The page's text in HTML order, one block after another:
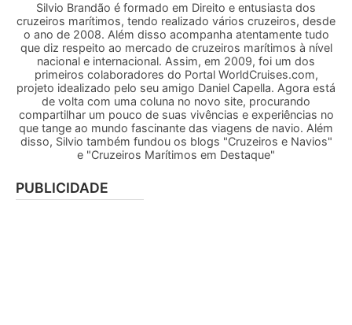
Silvio Brandão é formado em Direito e entusiasta dos
cruzeiros marítimos, tendo realizado vários cruzeiros, desde
o ano de 2008. Além disso acompanha atentamente tudo
que diz respeito ao mercado de cruzeiros marítimos à nível
nacional e internacional. Assim, em 2009, foi um dos
primeiros colaboradores do Portal WorldCruises.com,
projeto idealizado pelo seu amigo Daniel Capella. Agora está
de volta com uma coluna no novo site, procurando
compartilhar um pouco de suas vivências e experiências no
que tange ao mundo fascinante das viagens de navio. Além
disso, Silvio também fundou os blogs "Cruzeiros e Navios"
e "Cruzeiros Marítimos em Destaque"
PUBLICIDADE